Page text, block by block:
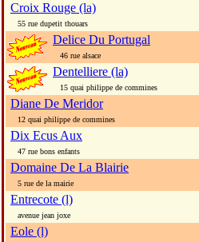
Croix Rouge (la)
55 rue dupetit thouars
Delice Du Portugal
46 rue alsace
Dentelliere (la)
15 quai philippe de commines
Diane De Meridor
12 quai philippe de commines
Dix Ecus Aux
47 rue bons enfants
Domaine De La Blairie
5 rue de la mairie
Entrecote (l)
avenue jean joxe
Eole (l)